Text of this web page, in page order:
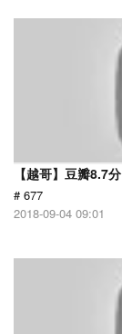
【越哥】豆瓣8.7
# 677
2018-09-04 09:01